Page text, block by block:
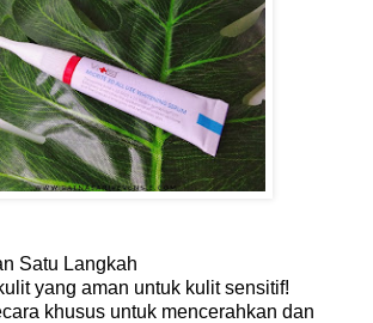
Satu Langkah
yang aman untuk kulit sensitif!
khusus untuk mencerahkan dan